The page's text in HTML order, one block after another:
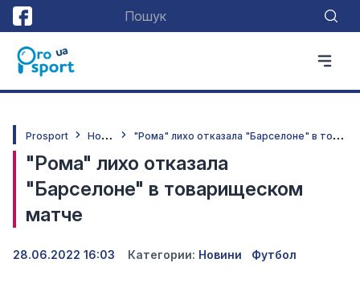
Prosport Н
овини "
Рома" лихо отказала "Барселоне" в товарищеском матче
"Рома" лихо отказала
"Барселоне" в товарищеском
матче
28.06.2022 16:03 Категории: Новини Футбол